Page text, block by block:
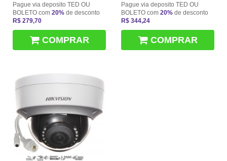
Pague via deposito TED OU
BOLETO com 20% de desconto
R$ 279,70
COMPRAR
Pague via deposito TED OU
BOLETO com 20% de desconto
R$ 344,24
COMPRAR